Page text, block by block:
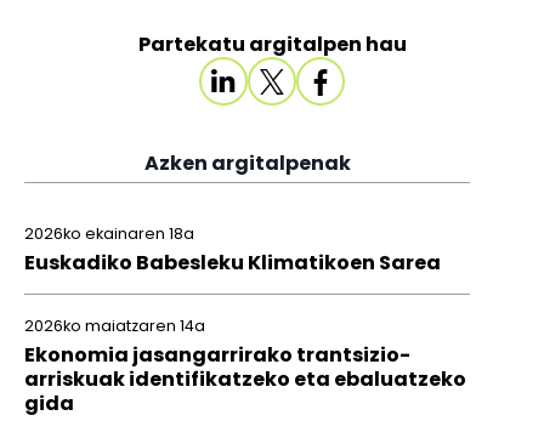
Partekatu argitalpen hau
Azken argitalpenak
2026ko ekainaren 18a
Euskadiko Babesleku Klimatikoen Sarea
2026ko maiatzaren 14a
Ekonomia jasangarrirako trantsizio-
arriskuak identifikatzeko eta ebaluatzeko
gida